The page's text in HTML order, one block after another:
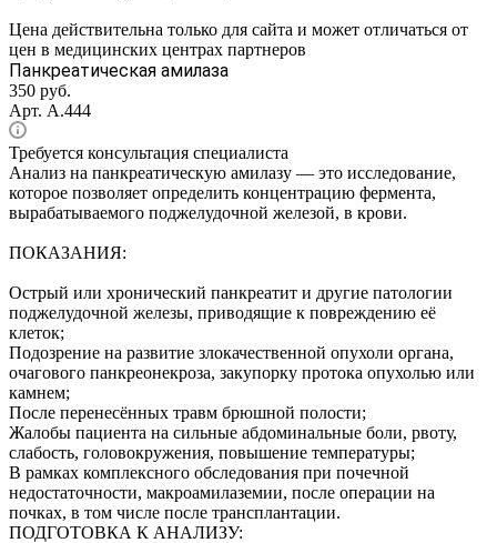
Цена действительна только для сайта и может отличаться от
цен в медицинских центрах партнеров
Панкреатическая амилаза
350 руб.
Арт. А.444
Требуется консультация специалиста
Анализ на панкреатическую амилазу — это исследование,
которое позволяет определить концентрацию фермента,
вырабатываемого поджелудочной железой, в крови.
ПОКАЗАНИЯ:
Острый или хронический панкреатит и другие патологии
поджелудочной железы, приводящие к повреждению её
клеток;
Подозрение на развитие злокачественной опухоли органа,
очагового панкреонекроза, закупорку протока опухолью или
камнем;
После перенесённых травм брюшной полости;
Жалобы пациента на сильные абдоминальные боли, рвоту,
слабость, головокружения, повышение температуры;
В рамках комплексного обследования при почечной
недостаточности, макроамилаземии, после операции на
почках, в том числе после трансплантации.
ПОДГОТОВКА К АНАЛИЗУ: